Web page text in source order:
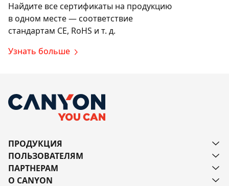
Найдите все сертификаты на продукцию
в одном месте — соответствие
стандартам CE, RoHS и т. д.
Узнать больше
ПРОДУКЦИЯ
ПОЛЬЗОВАТЕЛЯМ
ПАРТНЕРАМ
О CANYON